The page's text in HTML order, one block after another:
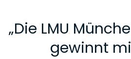
„Die LMU
gewinnt